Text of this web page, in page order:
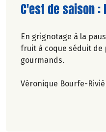
Lire la suite de
C'est de saison :
En grignotage à la
fruit à coque séduit de
gourmands.
Véronique Bourfe-